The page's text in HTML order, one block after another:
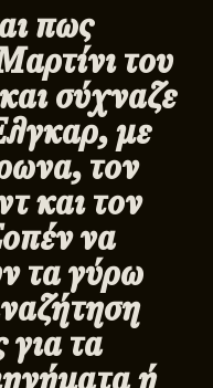
πως
του
σύχναζε
με
τον
και τον
να
τα γύρω
τα
ή